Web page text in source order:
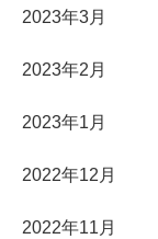
2023年3月
2023年2月
2023年1月
2022年12月
2022年11月